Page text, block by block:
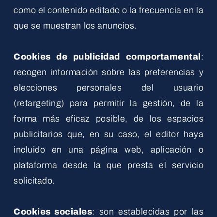
como el contenido editado o la frecuencia en la
que se muestran los anuncios.
Cookies de publicidad comportamental :
recogen información sobre las preferencias y
elecciones personales del usuario
(retargeting) para permitir la gestión, de la
forma más eficaz posible, de los espacios
publicitarios que, en su caso, el editor haya
incluido en una página web, aplicación o
plataforma desde la que presta el servicio
solicitado.
Cookies sociales: son establecidas por las